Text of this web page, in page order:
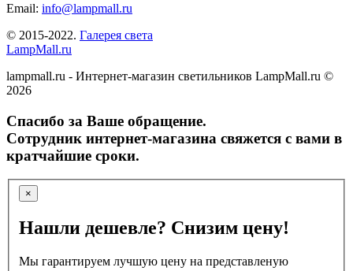
Email: info@lampmall.ru
© 2015-2022. Галерея света
LampMall.ru
lampmall.ru - Интернет-магазин светильников LampMall.ru ©
2026
Спасибо за Ваше обращение.
Сотрудник интернет-магазина свяжется с вами в
кратчайшие сроки.
×
Нашли дешевле? Снизим цену!
Мы гарантируем лучшую цену на представленую